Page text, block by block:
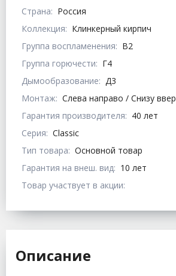
Страна: Россия
Коллекция: Клинкерный кирпич
Группа воспламенения: В2
Группа горючести: Г4
Дымообразование: Д3
Монтаж: Слева направо / Снизу
Гарантия производителя: 40 лет
Серия: Classic
Тип товара: Основной товар
Гарантия на внеш. вид: 10 лет
Товар участвует в акции:
Описание